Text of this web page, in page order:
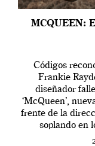
MCQUEEN:
Códigos
Frankie
diseñador
‘McQueen’,
frente de la
soplando en